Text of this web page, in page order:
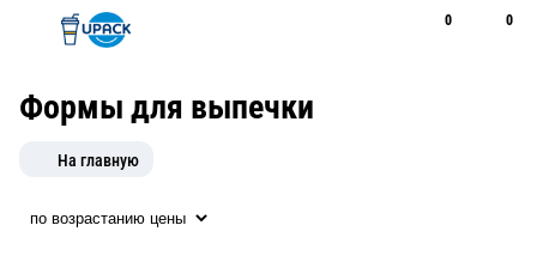
0 0
Формы для выпечки
На главную